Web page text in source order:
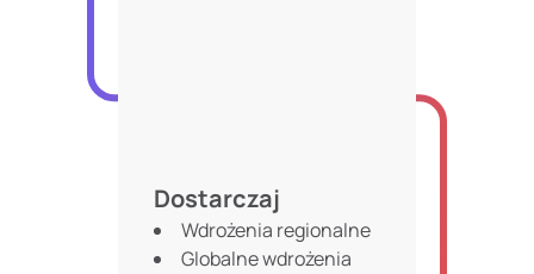
Dostarczaj
Wdrożenia regionalne
Globalne wdrożenia